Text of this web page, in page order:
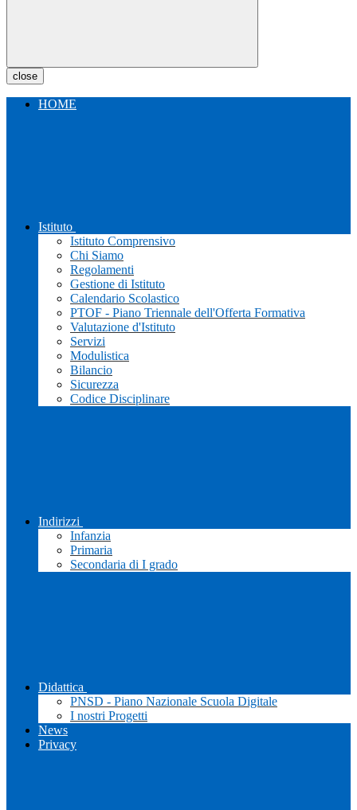
close
HOME
Istituto
Istituto Comprensivo
Chi Siamo
Regolamenti
Gestione di Istituto
Calendario Scolastico
PTOF - Piano Triennale dell'Offerta Formativa
Valutazione d'Istituto
Servizi
Modulistica
Bilancio
Sicurezza
Codice Disciplinare
Indirizzi
Infanzia
Primaria
Secondaria di I grado
Didattica
PNSD - Piano Nazionale Scuola Digitale
I nostri Progetti
News
Privacy